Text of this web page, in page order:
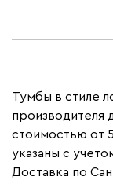
Тумбы в стиле
производителя
стоимостью от
указаны с
Доставка по